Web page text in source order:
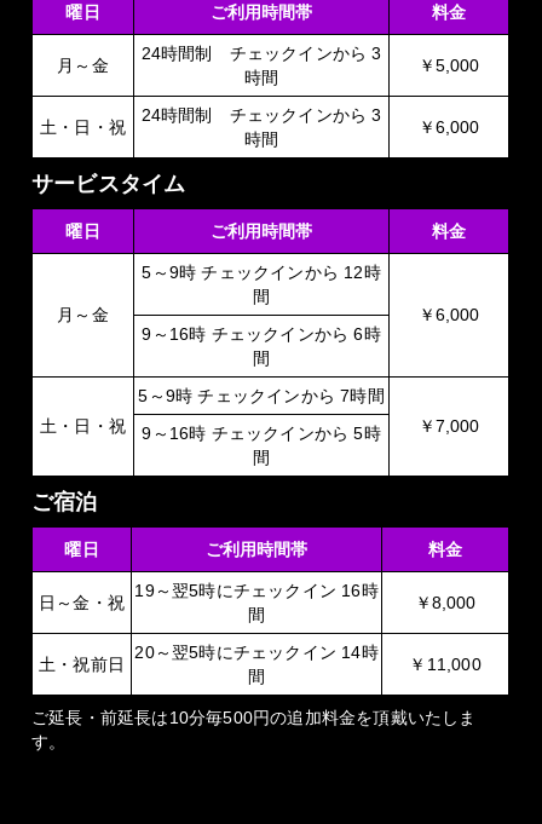
曜日 ご利用時間帯 料金
月～金
24時間制 チェックインから 3
時間
￥5,000
土・日・祝
24時間制 チェックインから 3
時間
￥6,000
サービスタイム
曜日 ご利用時間帯 料金
月～金
5～9時 チェックインから 12時
間
￥6,000
9～16時 チェックインから 6時
間
土・日・祝
5～9時 チェックインから 7時間
￥7,000
9～16時 チェックインから 5時
間
ご宿泊
曜日 ご利用時間帯 料金
日～金・祝
19～翌5時にチェックイン 16時
間
￥8,000
土・祝前日
20～翌5時にチェックイン 14時
間
￥11,000
ご延長・前延長は10分毎500円の追加料金を頂戴いたしま
す。